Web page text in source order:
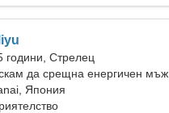
години, Стрелец
да срещна енергичен мъж
Япония